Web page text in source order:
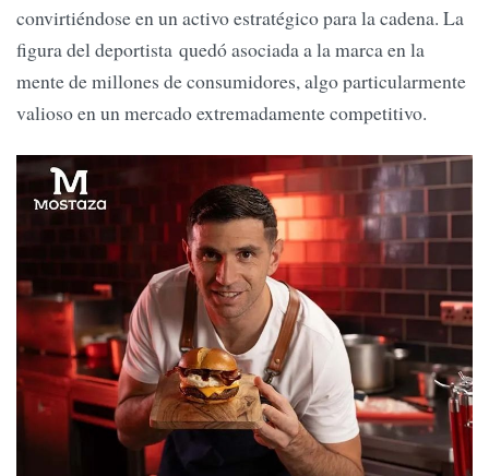
convirtiéndose en un activo estratégico para la cadena. La
figura del deportista quedó asociada a la marca en la
mente de millones de consumidores, algo particularmente
valioso en un mercado extremadamente competitivo.